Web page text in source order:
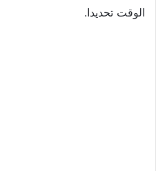
الوقت تحديدا.